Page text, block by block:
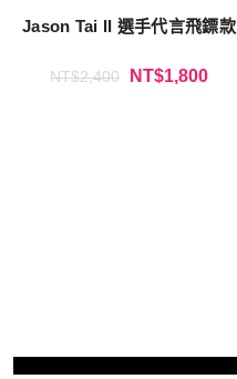
Jason Tai II 選手代言飛鏢款
NT$2,400 NT$1,800